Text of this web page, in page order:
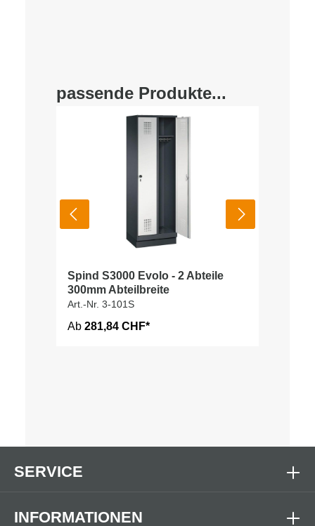
passende Produkte...
Spind S3000 Evolo - 2 Abteile
300mm Abteilbreite
Art.-Nr. 3-101S
Ab 281,84 CHF*
SERVICE
INFORMATIONEN